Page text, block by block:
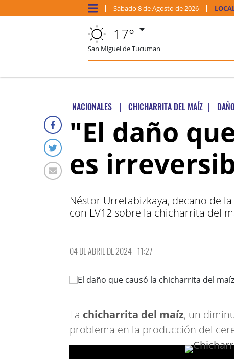
Sábado 8 deAgosto de 2026
17°
San Miguel de Tucuman
NACIONALES | CHICHARRITA DEL MAÍZ |
"El daño
es
Néstor Urretabizkaya, decano de
con LV12 sobre la chicharrita del
04 DE ABRIL DE 2024 - 11:27
La chicharrita del maíz, un
problema en la producción del